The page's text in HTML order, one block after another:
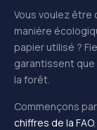
Vous voulez être
manière
papier utilisé ?
garantissent
la forêt.
Commençons
chiffres de la FAO